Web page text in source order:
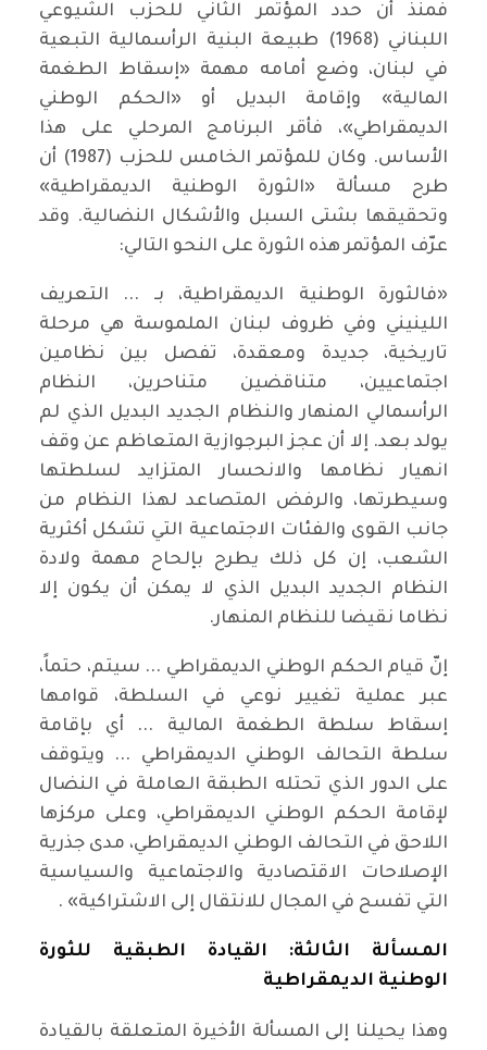
فمنذ أن حدد المؤتمر الثاني للحزب الشيوعي
اللبناني (1968) طبيعة البنية الرأسمالية التبعية
في لبنان، وضع أمامه مهمة «إسقاط الطغمة
المالية» وإقامة البديل أو «الحكم الوطني
الديمقراطي»، فأقر البرنامج المرحلي على هذا
الأساس. وكان للمؤتمر الخامس للحزب (1987) أن
طرح مسألة «الثورة الوطنية الديمقراطية»
وتحقيقها بشتى السبل والأشكال النضالية. وقد
عرّف المؤتمر هذه الثورة على النحو التالي:
«فالثورة الوطنية الديمقراطية، بـ ... التعريف
اللينيني وفي ظروف لبنان الملموسة هي مرحلة
تاريخية، جديدة ومعقدة، تفصل بين نظامين
اجتماعيين، متناقضين متناحرين، النظام
الرأسمالي المنهار والنظام الجديد البديل الذي لم
يولد بعد. إلا أن عجز البرجوازية المتعاظم عن وقف
انهيار نظامها والانحسار المتزايد لسلطتها
وسيطرتها، والرفض المتصاعد لهذا النظام من
جانب القوى والفئات الاجتماعية التي تشكل أكثرية
الشعب، إن كل ذلك يطرح بإلحاح مهمة ولادة
النظام الجديد البديل الذي لا يمكن أن يكون إلا
نظاما نقيضا للنظام المنهار.
إنّ قيام الحكم الوطني الديمقراطي ... سيتم، حتماً،
عبر عملية تغيير نوعي في السلطة، قوامها
إسقاط سلطة الطغمة المالية ... أي بإقامة
سلطة التحالف الوطني الديمقراطي ... ويتوقف
على الدور الذي تحتله الطبقة العاملة في النضال
لإقامة الحكم الوطني الديمقراطي، وعلى مركزها
اللاحق في التحالف الوطني الديمقراطي، مدى جذرية
الإصلاحات الاقتصادية والاجتماعية والسياسية
التي تفسح في المجال للانتقال إلى الاشتراكية» .
المسألة الثالثة: القيادة الطبقية للثورة
الوطنية الديمقراطية
وهذا يحيلنا إلى المسألة الأخيرة المتعلقة بالقيادة